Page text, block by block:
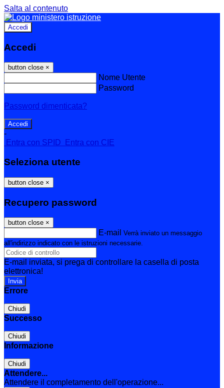
Salta al contenuto
Accedi
Accedi
button close ×
Nome Utente
Password
Password dimenticata?
-
Entra con SPID
Entra con CIE
Seleziona utente
button close ×
Recupero password
button close ×
E-mail Verrà inviato un messaggio
all'indirizzo indicato con le istruzioni necessarie.
E-mail inviata, si prega di controllare la casella di posta
elettronica!
Errore
Chiudi
Successo
Chiudi
Informazione
Chiudi
Attendere...
Attendere il completamento dell'operazione...